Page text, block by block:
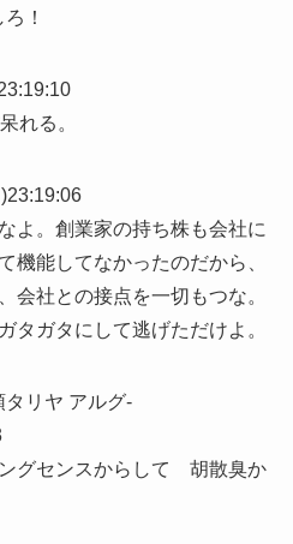
！
れる。
よ。創業家の持ち株も会社に
機能してなかったのだから、
会社との接点を一切もつな。
タガタにして逃げただけよ。
タリヤ アルグ-
グセンスからして 胡散臭か